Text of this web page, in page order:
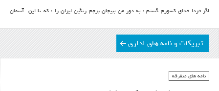
اگر فردا فدای کشورم گشتم ، به دور من بپیچان پرچم رنگین ایران را ، که تا این آسمان
تبریکات و نامه های اداری
نامه های متفرقه